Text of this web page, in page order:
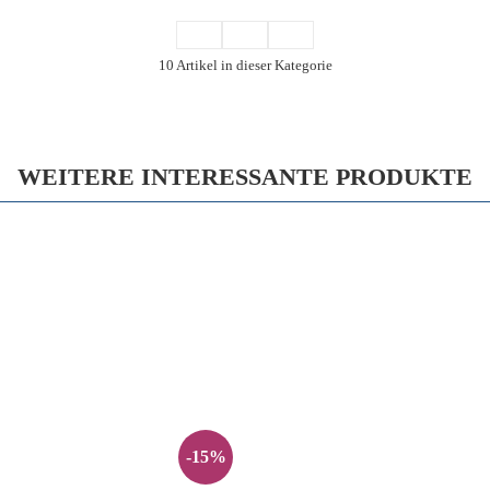
10 Artikel in dieser Kategorie
WEITERE INTERESSANTE PRODUKTE
-15%